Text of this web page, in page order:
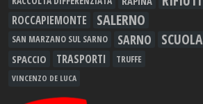
ROCCAPIEMONTE SALERNO
SAN MARZANO SUL SARNO SARNO SCUOLA
SPACCIO TRASPORTI TRUFFE
VINCENZO DE LUCA